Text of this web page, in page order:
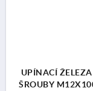
UPÍNACÍ
ŠROUBY